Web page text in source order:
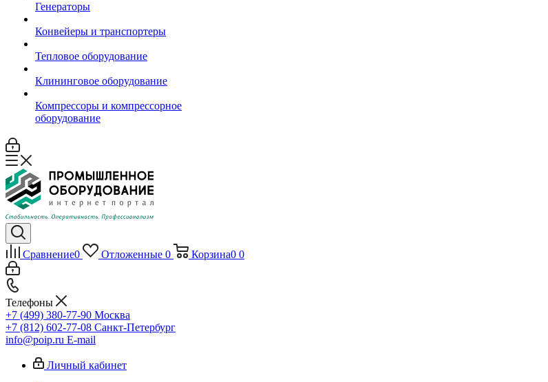
Генераторы
Конвейеры и транспортеры
Тепловое оборудование
Клининговое оборудование
Компрессоры и компрессорное
оборудование
Сравнение0 Отложенные 0 Корзина0 0
Телефоны
+7 (499) 380-77-90 Москва
+7 (812) 602-77-08 Санкт-Петербург
info@poip.ru E-mail
Личный кабинет